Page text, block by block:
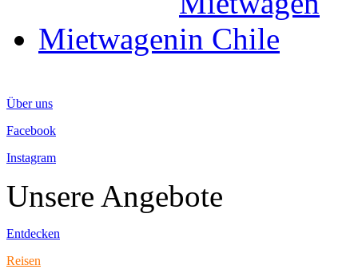
Mietwagen
Über uns
Facebook
Instagram
Unsere Angebote
Entdecken
Reisen